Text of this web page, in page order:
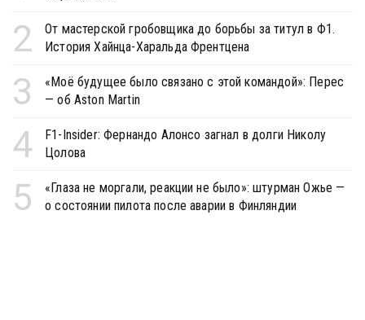
2
От мастерской гробовщика до борьбы за титул в Ф1.
История Хайнца-Харальда Френтцена
3
«Моё будущее было связано с этой командой»: Перес
— об Aston Martin
4
F1-Insider: Фернандо Алонсо загнал в долги Николу
Цолова
5
«Глаза не моргали, реакции не было»: штурман Ожье —
о состоянии пилота после аварии в Финляндии